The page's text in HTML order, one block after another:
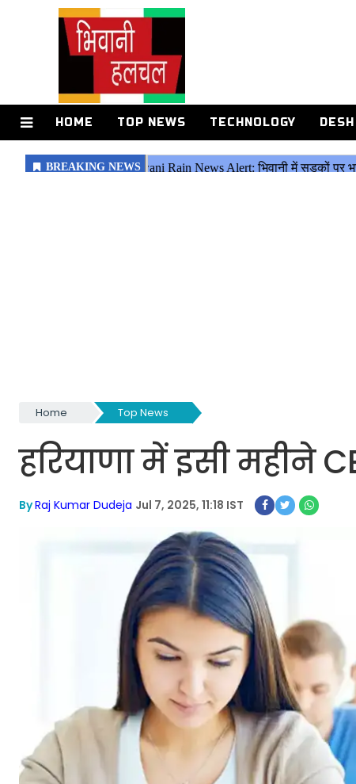
HOME TOP NEWS TECHNOLOGY
Home Top News
हरियाणा में इसी महीने
ByRaj Kumar Dudeja Jul 7, 2025, 11:18 IST